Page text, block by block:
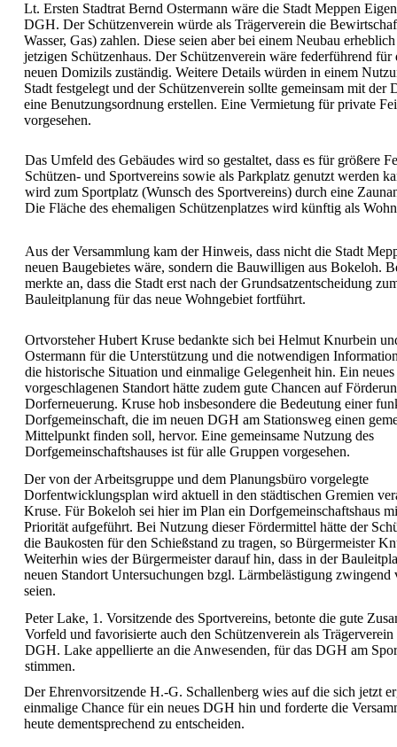
Lt. Ersten Stadtrat Bernd Ostermann wäre die Stadt Meppen
DGH. Der Schützenverein würde als Trägerverein die
Wasser, Gas) zahlen. Diese seien aber bei einem Neubau
jetzigen Schützenhaus. Der Schützenverein wäre federführend für
neuen Domizils zuständig. Weitere Details würden in einem
Stadt festgelegt und der Schützenverein sollte gemeinsam mit der
eine Benutzungsordnung erstellen. Eine Vermietung für private
vorgesehen.
Das Umfeld des Gebäudes wird so gestaltet, dass es für größere
Schützen- und Sportvereins sowie als Parkplatz genutzt werden
wird zum Sportplatz (Wunsch des Sportvereins) durch eine
Die Fläche des ehemaligen Schützenplatzes wird künftig als
Aus der Versammlung kam der Hinweis, dass nicht die Stadt
neuen Baugebietes wäre, sondern die Bauwilligen aus Bokeloh.
merkte an, dass die Stadt erst nach der Grundsatzentscheidung
Bauleitplanung für das neue Wohngebiet fortführt.
Ortvorsteher Hubert Kruse bedankte sich bei Helmut Knurbein
Ostermann für die Unterstützung und die notwendigen
die historische Situation und einmalige Gelegenheit hin. Ein
vorgeschlagenen Standort hätte zudem gute Chancen auf
Dorferneuerung. Kruse hob insbesondere die Bedeutung einer
Dorfgemeinschaft, die im neuen DGH am Stationsweg einen
Mittelpunkt finden soll, hervor. Eine gemeinsame Nutzung des
Dorfgemeinschaftshauses ist für alle Gruppen vorgesehen.
Der von der Arbeitsgruppe und dem Planungsbüro vorgelegte
Dorfentwicklungsplan wird aktuell in den städtischen Gremien
Kruse. Für Bokeloh sei hier im Plan ein Dorfgemeinschaftshaus
Priorität aufgeführt. Bei Nutzung dieser Fördermittel hätte der
die Baukosten für den Schießstand zu tragen, so Bürgermeister
Weiterhin wies der Bürgermeister darauf hin, dass in der
neuen Standort Untersuchungen bzgl. Lärmbelästigung zwingend
seien.
Peter Lake, 1. Vorsitzende des Sportvereins, betonte die gute
Vorfeld und favorisierte auch den Schützenverein als Trägerverein
DGH. Lake appellierte an die Anwesenden, für das DGH am
stimmen.
Der Ehrenvorsitzende H.-G. Schallenberg wies auf die sich jetzt
einmalige Chance für ein neues DGH hin und forderte die
heute dementsprechend zu entscheiden.